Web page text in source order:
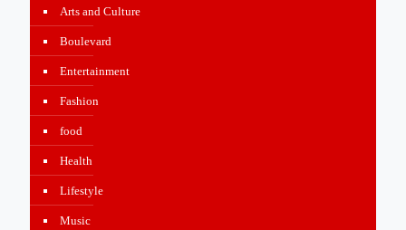
Arts and Culture
Boulevard
Entertainment
Fashion
food
Health
Lifestyle
Music